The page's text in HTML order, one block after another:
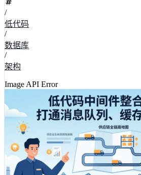
/
低代码
/
数据库
/
架构
Image API Error